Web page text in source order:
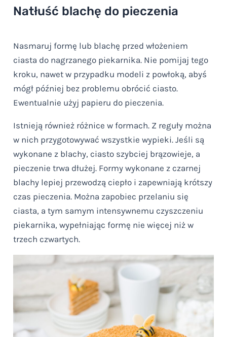
Natłuść blachę do pieczenia
Nasmaruj formę lub blachę przed włożeniem
ciasta do nagrzanego piekarnika. Nie pomijaj tego
kroku, nawet w przypadku modeli z powłoką, abyś
mógł później bez problemu obrócić ciasto.
Ewentualnie użyj papieru do pieczenia.
Istnieją również różnice w formach. Z reguły można
w nich przygotowywać wszystkie wypieki. Jeśli są
wykonane z blachy, ciasto szybciej brązowieje, a
pieczenie trwa dłużej. Formy wykonane z czarnej
blachy lepiej przewodzą ciepło i zapewniają krótszy
czas pieczenia. Można zapobiec przelaniu się
ciasta, a tym samym intensywnemu czyszczeniu
piekarnika, wypełniając formę nie więcej niż w
trzech czwartych.